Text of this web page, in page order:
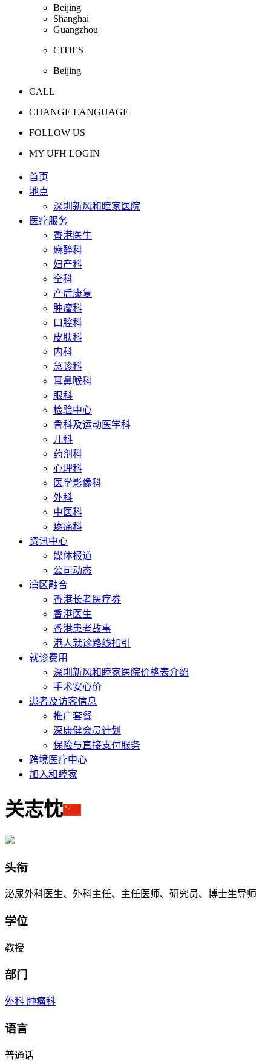
Beijing
Shanghai
Guangzhou
CITIES
Beijing
CALL
CHANGE LANGUAGE
FOLLOW US
MY UFH LOGIN
首页
地点
深圳新风和睦家医院
医疗服务
香港医生
麻醉科
妇产科
全科
产后康复
肿瘤科
口腔科
皮肤科
内科
急诊科
耳鼻喉科
眼科
检验中心
骨科及运动医学科
儿科
药剂科
心理科
医学影像科
外科
中医科
疼痛科
资讯中心
媒体报道
公司动态
湾区融合
香港长者医疗券
香港医生
香港患者故事
港人就诊路线指引
就诊费用
深圳新风和睦家医院价格表介绍
手术安心价
患者及访客信息
推广套餐
深康健会员计划
保险与直接支付服务
跨境医疗中心
加入和睦家
关志忱
头衔
泌尿外科医生、外科主任、主任医师、研究员、博士生导师
学位
教授
部门
外科 肿瘤科
语言
普通话